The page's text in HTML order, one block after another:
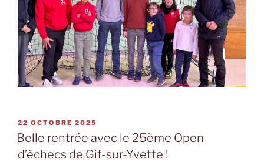
PUBLIÉ
LE
22 OCTOBRE 2025
Belle rentrée avec le 25ème Open
d’échecs de Gif-sur-Yvette !